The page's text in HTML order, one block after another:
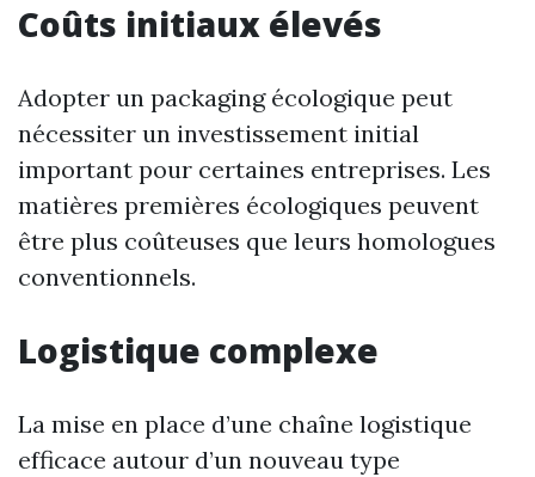
Coûts initiaux élevés
Adopter un packaging écologique peut
nécessiter un investissement initial
important pour certaines entreprises. Les
matières premières écologiques peuvent
être plus coûteuses que leurs homologues
conventionnels.
Logistique complexe
La mise en place d’une chaîne logistique
efficace autour d’un nouveau type